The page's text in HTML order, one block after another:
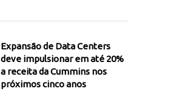
Expansão de Data Centers
deve impulsionar em até 20%
a receita da Cummins nos
próximos cinco anos